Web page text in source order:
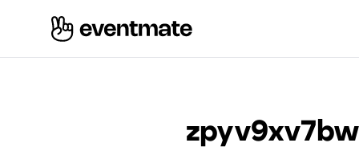
zpyv9xv7bw